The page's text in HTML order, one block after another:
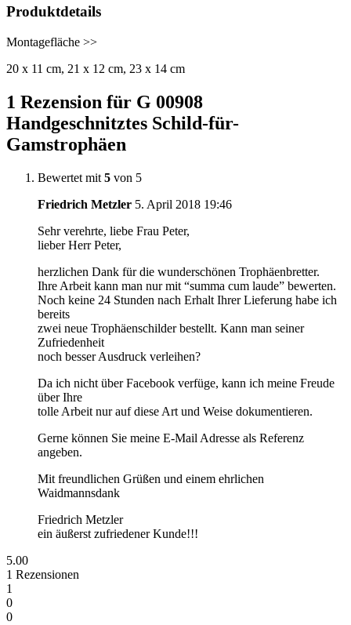
Produktdetails
Montagefläche >>
20 x 11 cm, 21 x 12 cm, 23 x 14 cm
1 Rezension für G 00908
Handgeschnitztes Schild-für-
Gamstrophäen
Bewertet mit 5 von 5
Friedrich Metzler 5. April 2018 19:46
Sehr verehrte, liebe Frau Peter,
lieber Herr Peter,
herzlichen Dank für die wunderschönen Trophäenbretter.
Ihre Arbeit kann man nur mit “summa cum laude” bewerten.
Noch keine 24 Stunden nach Erhalt Ihrer Lieferung habe ich
bereits
zwei neue Trophäenschilder bestellt. Kann man seiner
Zufriedenheit
noch besser Ausdruck verleihen?
Da ich nicht über Facebook verfüge, kann ich meine Freude
über Ihre
tolle Arbeit nur auf diese Art und Weise dokumentieren.
Gerne können Sie meine E-Mail Adresse als Referenz
angeben.
Mit freundlichen Grüßen und einem ehrlichen
Waidmannsdank
Friedrich Metzler
ein äußerst zufriedener Kunde!!!
5.00
1 Rezensionen
1
0
0